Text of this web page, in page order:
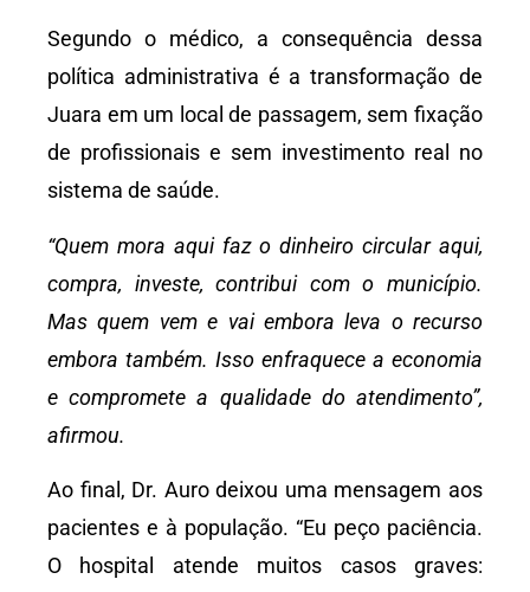
Segundo o médico, a consequência dessa
política administrativa é a transformação de
Juara em um local de passagem, sem fixação
de profissionais e sem investimento real no
sistema de saúde.
“Quem mora aqui faz o dinheiro circular aqui,
compra, investe, contribui com o município.
Mas quem vem e vai embora leva o recurso
embora também. Isso enfraquece a economia
e compromete a qualidade do atendimento”,
afirmou.
Ao final, Dr. Auro deixou uma mensagem aos
pacientes e à população. “Eu peço paciência.
O hospital atende muitos casos graves: